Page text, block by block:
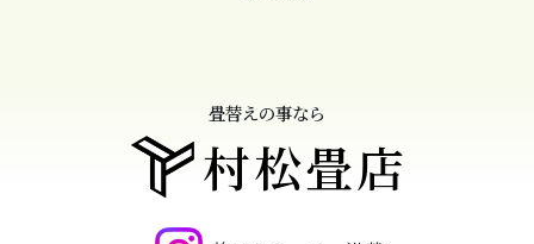
畳替えの事なら
村松畳店